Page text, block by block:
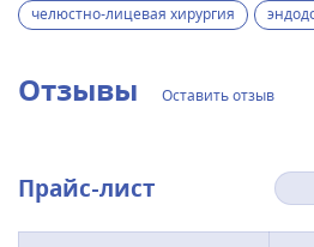
челюстно-лицевая хирургия
Отзывы Оставить отзыв
Прайс-лист